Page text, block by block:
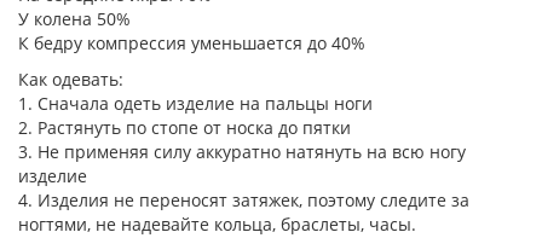
У колена 50%
К бедру компрессия уменьшается до 40%
Как одевать:
1. Сначала одеть изделие на пальцы ноги
2. Растянуть по стопе от носка до пятки
3. Не применяя силу аккуратно натянуть на всю ногу
изделие
4. Изделия не переносят затяжек, поэтому следите за
ногтями, не надевайте кольца, браслеты, часы.